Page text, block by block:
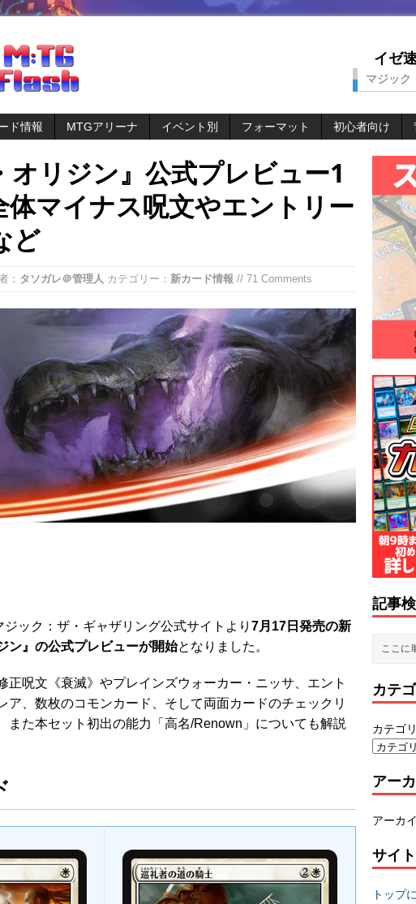
イゼ
マジック
ド情報 MTGアリーナ イベント別 フォーマット 初心者向け
オリジン』公式プレビュー1
体マイナス呪文やエントリー
ど
： タソガレ＠管理人 カテゴリー： 新カード情報 // 71 Comments
ック：ザ・ギャザリング公式サイトより 7月17日発売の新
ン』の公式プレビューが開始となりました。
正呪文《衰滅》やプレインズウォーカー・ニッサ、エント
ア、数枚のコモンカード、そして両面カードのチェックリ
また本セット初出の能力「高名/Renown」についても解説
記事
カテ
カテゴ
アー
アーカ
サイ
トップ